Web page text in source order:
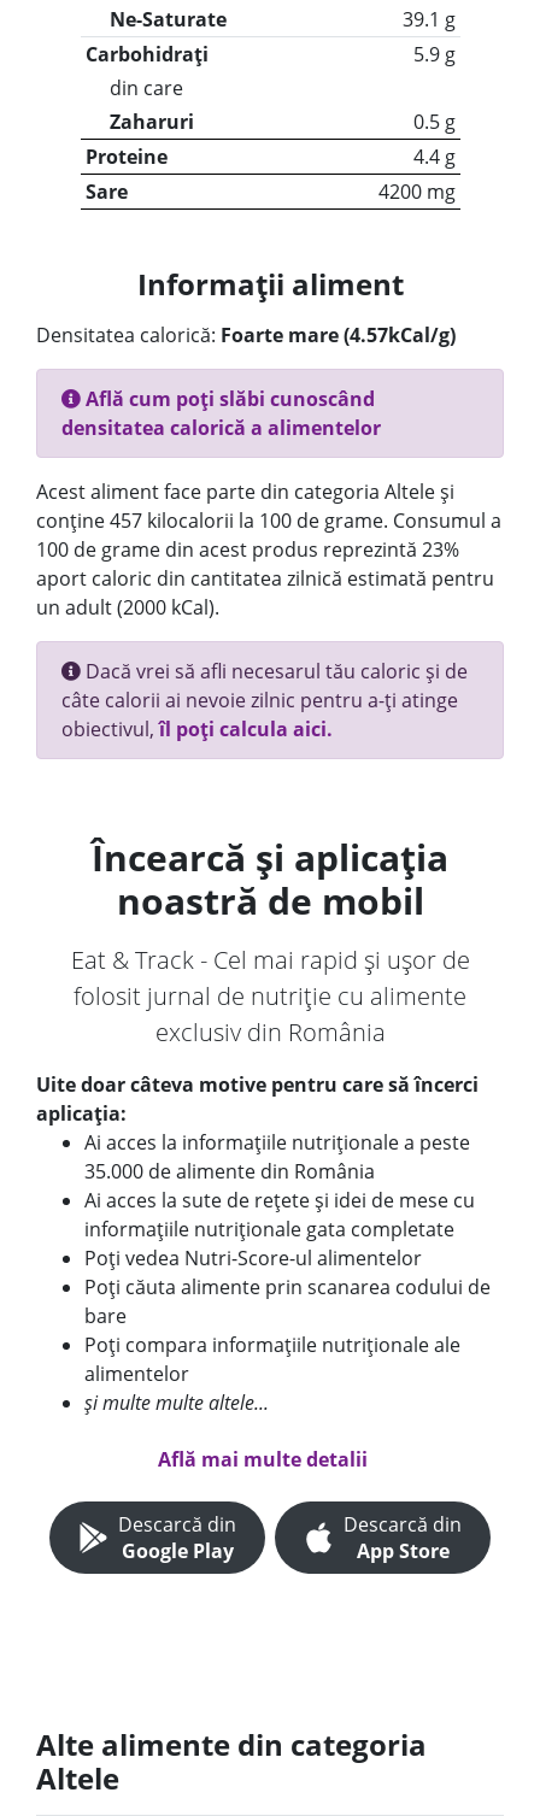
Ne-Saturate
39.1 g
Carbohidrați
5.9 g
din care
Zaharuri
0.5 g
Proteine
4.4 g
Sare
4200 mg
Informații aliment
Densitatea calorică: Foarte mare (4.57kCal/g)
Află cum poți slăbi cunoscând
densitatea calorică a alimentelor
Acest aliment face parte din categoria Altele și
conține 457 kilocalorii la 100 de grame. Consumul a
100 de grame din acest produs reprezintă 23%
aport caloric din cantitatea zilnică estimată pentru
un adult (2000 kCal).
Dacă vrei să afli necesarul tău caloric și de
câte calorii ai nevoie zilnic pentru a-ți atinge
obiectivul,îl poți calcula aici.
Încearcă și aplicația
noastră de mobil
Eat & Track - Cel mai rapid și ușor de
folosit jurnal de nutriție cu alimente
exclusiv din România
Uite doar câteva motive pentru care să încerci
aplicația:
Ai acces la informațiile nutriționale a peste
35.000 de alimente din România
Ai acces la sute de rețete și idei de mese cu
informațiile nutriționale gata completate
Poți vedea Nutri-Score-ul alimentelor
Poți căuta alimente prin scanarea codului de
bare
Poți compara informațiile nutriționale ale
alimentelor
și multe multe altele...
Află mai multe detalii
Descarcă din
Google Play
Descarcă din
App Store
Alte alimente din categoria
Altele